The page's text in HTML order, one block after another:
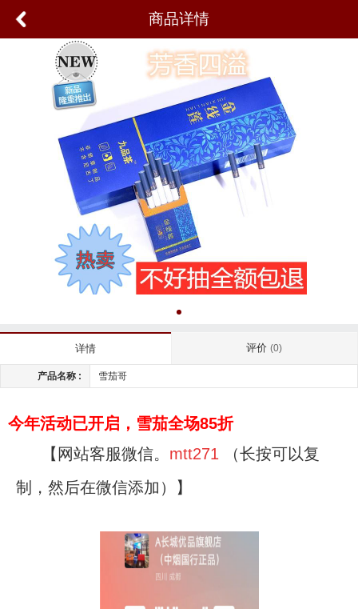
商品详情
详情 评价(0)
产品名称 : 雪茄哥
今年活动已开启，雪茄全场85折
【网站客服微信。 mtt271 （长按可以复
制，然后在微信添加）】